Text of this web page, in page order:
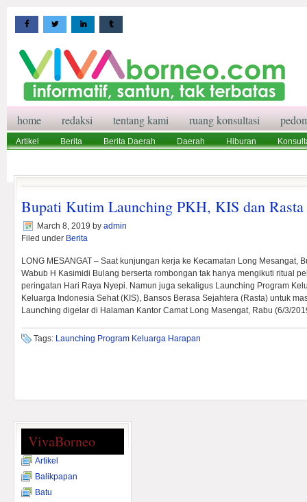
home redaksi tentang kami ruang konsultasi
Artikel Berita Berita Daerah Daerah Hiburan
Bupati Kutim Launching PKH, KIS dan
March 8, 2019 by admin
Filed under Berita
LONG MESANGAT – Saat kunjungan kerja ke Kecamatan Long Mesangat,
Wabub H Kasimidi Bulang berserta rombongan tak hanya mengikuti ritual
peringatan Hari Raya Nyepi. Namun juga sekaligus Launching Program
Keluarga Indonesia Sehat (KIS), Bansos Berasa Sejahtera (Rasta) untuk
Launching digelar di Halaman Kantor Camat Long Masengat, Rabu (6/3/
Tags: Launching Program Keluarga Harapan
VivaBorneo
Artikel
Balikpapan
Batu